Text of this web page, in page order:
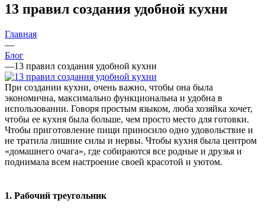
13 правил создания удобной кухни
Главная
—
Блог
—13 правил создания удобной кухни
При создании кухни, очень важно, чтобы она была
экономична, максимально функциональна и удобна в
использовании. Говоря простым языком, люба хозяйка хочет,
чтобы ее кухня была больше, чем просто место для готовки.
Чтобы приготовление пищи приносило одно удовольствие и
не тратила лишние силы и нервы. Чтобы кухня была центром
«домашнего очага», где собираются все родные и друзья и
поднимала всем настроение своей красотой и уютом.
1. Рабочий треугольник